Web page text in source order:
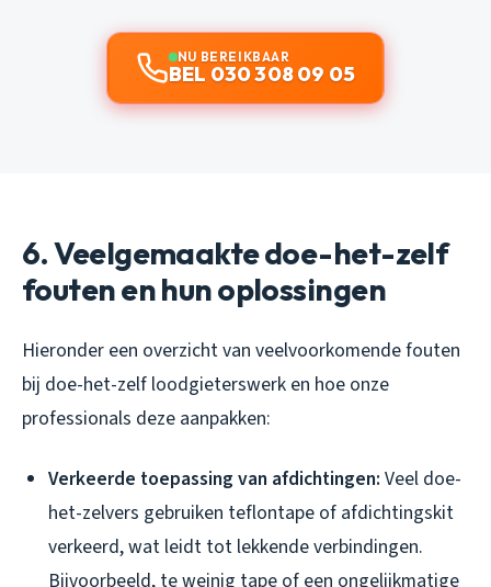
NU BEREIKBAAR
BEL 030 308 09 05
6. Veelgemaakte doe-het-zelf
fouten en hun oplossingen
Hieronder een overzicht van veelvoorkomende fouten
bij doe-het-zelf loodgieterswerk en hoe onze
professionals deze aanpakken:
Verkeerde toepassing van afdichtingen: Veel doe-
het-zelvers gebruiken teflontape of afdichtingskit
verkeerd, wat leidt tot lekkende verbindingen.
Bijvoorbeeld, te weinig tape of een ongelijkmatige